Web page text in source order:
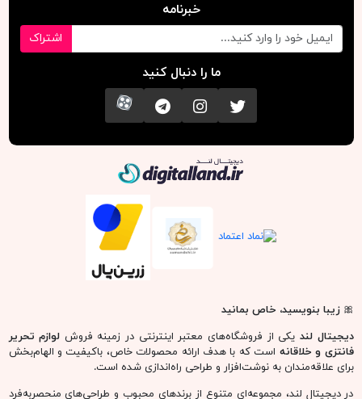
خبرنامه
اشتراک
ما را دنبال کنید
تویتر اینستاگرامکانال تلگرام
آپارات
🎀زیبا بنویسید، خاص بمانید
دیجیتال لند یکی از فروشگاه‌های معتبر اینترنتی در زمینه فروش لوازم تحریر
فانتزی و خلاقانه است که با هدف ارائه محصولات خاص، باکیفیت و الهام‌بخش
برای علاقه‌مندان به نوشت‌افزار و طراحی راه‌اندازی شده است.
در دیجیتال لند، مجموعه‌ای متنوع از برندهای محبوب و طراحی‌های منحصربه‌فرد